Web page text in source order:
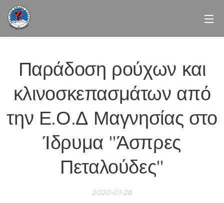
Παράδοση ρούχων και
κλινοσκεπασμάτων από
την Ε.Ο.Δ Μαγνησίας στο
Ίδρυμα "Άσπρες
Πεταλούδες"
2020-01-26